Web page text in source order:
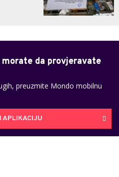
da provjeravate
preuzmite Mondo mobilnu
APLIKACIJU